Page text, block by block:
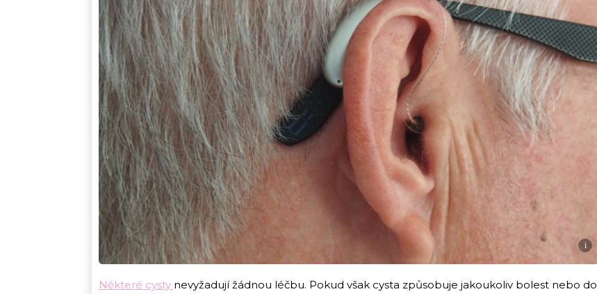
i
Některé cysty nevyžadují žádnou léčbu. Pokud však cysta způsobuje jakoukoliv bolest nebo do